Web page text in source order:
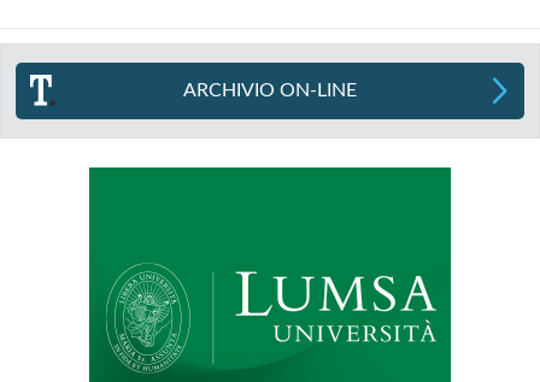
ARCHIVIO ON-LINE